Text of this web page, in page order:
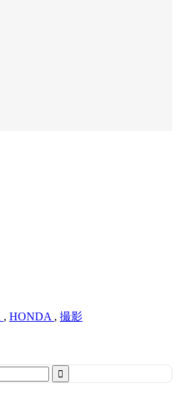
, HONDA , 撮影